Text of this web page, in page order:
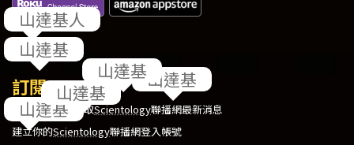
回饋
訂閱
在你的收件匣獲取Scientology聯播網最新消息
建立你的Scientology聯播網登入帳號